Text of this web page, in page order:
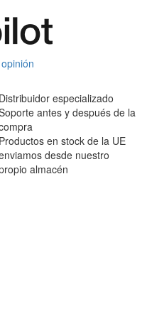
Distribuidor especializado
antes y después de la
Productos en stock de la UE
desde nuestro
almacén